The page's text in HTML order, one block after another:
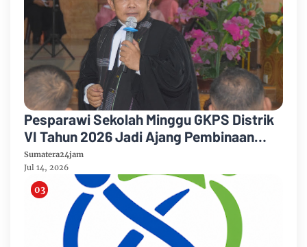
Pesparawi Sekolah Minggu GKPS Distrik
VI Tahun 2026 Jadi Ajang Pembinaan
Iman dan Pengembangan Talenta Anak
Sumatera24jam
Jul 14, 2026